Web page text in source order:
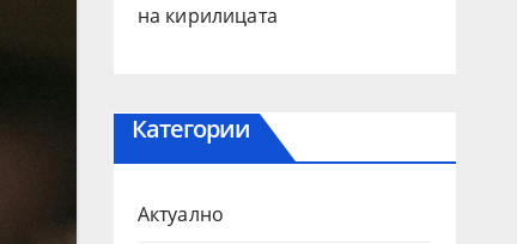
на кирилицата
Категории
Актуално